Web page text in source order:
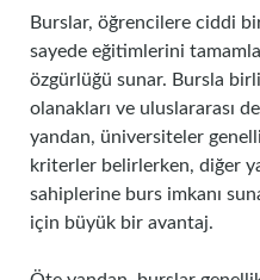
Burslar, öğrencilere ciddi
sayede eğitimlerini
özgürlüğü sunar. Bursla
olanakları ve uluslararası
yandan, üniversiteler
kriterler belirlerken, diğer
sahiplerine burs imkanı
için büyük bir avantaj.